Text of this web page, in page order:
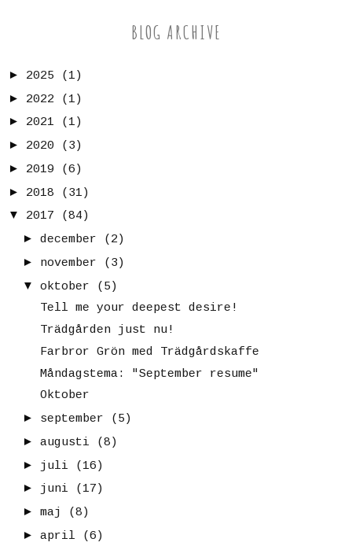
BLOG ARCHIVE
► 2025
(1)
► 2022
(1)
► 2021
(1)
► 2020
(3)
► 2019
(6)
► 2018
(31)
▼
2017
(84)
► december
(2)
► november
(3)
▼
oktober
(5)
Tell me your deepest desire!
Trädgården just nu!
Farbror Grön med Trädgårdskaffe
Måndagstema: "September resume"
Oktober
► september
(5)
► augusti
(8)
► juli
(16)
► juni
(17)
► maj
(8)
► april
(6)